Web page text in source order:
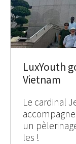
LuxYouth
Vietnam
Le cardinal
un
les !